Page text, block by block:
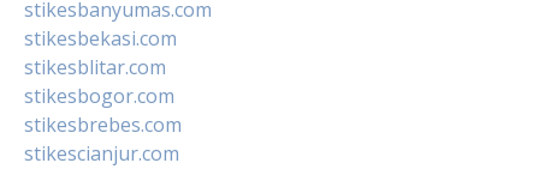
stikesbanyumas.com
stikesbekasi.com
stikesblitar.com
stikesbogor.com
stikesbrebes.com
stikescianjur.com